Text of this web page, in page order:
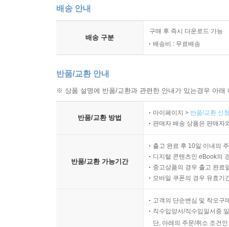
길에서 안전하게 걸어 다녀요
횡단보도 앞에서 안전하게 기다려요
횡단보도를 안전하게 건너요
비 오는 날 안전하게 이동해요
안전하게 걸어서 학교에 가요
좁은 골목길에서 안전하게 이동해요
대문을 열고 갑자기 나가지 않아요
골목길에서 안전하게 자전거를 타요
자전거를 올바르게 타요
자전거 전용도로를 올바르게 이용해요
배송 안내
배송 구분
구매 후 즉시 다운로드 가능
배송비 : 무료배송
반품/교환 안내
※ 상품 설명에 반품/교환과 관련한 안내가 있는경우 아
반품/교환 방법
마이페이지 > 반품/교환 신
판매자 배송 상품은 판매자
반품/교환 가능기간
출고 완료 후 10일 이내의
디지털 콘텐츠인 eBook의
중고상품의 경우 출고 완료
모바일 쿠폰의 경우 유효기
고객의 단순변심 및 착오구
직수입양서/직수입일서중
단, 아래의 주문/취소 조건